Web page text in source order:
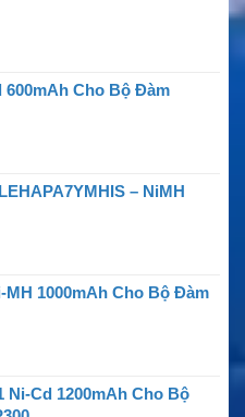
600mAh Cho Bộ Đàm
– NiMH
MH 1000mAh Cho Bộ Đàm
Ni-Cd 1200mAh Cho Bộ